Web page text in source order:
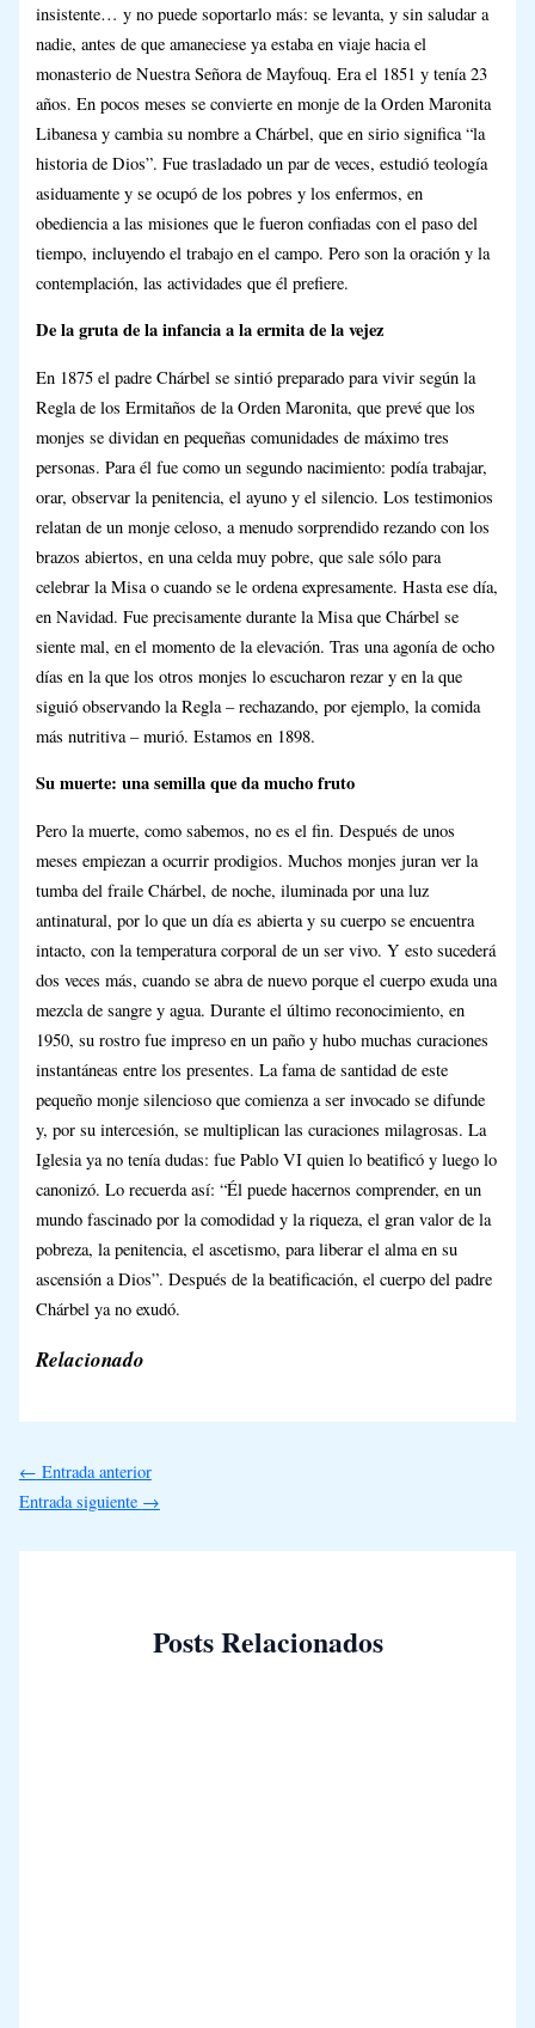
insistente… y no puede soportarlo más: se levanta, y sin saludar a
nadie, antes de que amaneciese ya estaba en viaje hacia el
monasterio de Nuestra Señora de Mayfouq. Era el 1851 y tenía 23
años. En pocos meses se convierte en monje de la Orden Maronita
Libanesa y cambia su nombre a Chárbel, que en sirio significa “la
historia de Dios”. Fue trasladado un par de veces, estudió teología
asiduamente y se ocupó de los pobres y los enfermos, en
obediencia a las misiones que le fueron confiadas con el paso del
tiempo, incluyendo el trabajo en el campo. Pero son la oración y la
contemplación, las actividades que él prefiere.
De la gruta de la infancia a la ermita de la vejez
En 1875 el padre Chárbel se sintió preparado para vivir según la
Regla de los Ermitaños de la Orden Maronita, que prevé que los
monjes se dividan en pequeñas comunidades de máximo tres
personas. Para él fue como un segundo nacimiento: podía trabajar,
orar, observar la penitencia, el ayuno y el silencio. Los testimonios
relatan de un monje celoso, a menudo sorprendido rezando con los
brazos abiertos, en una celda muy pobre, que sale sólo para
celebrar la Misa o cuando se le ordena expresamente. Hasta ese día,
en Navidad. Fue precisamente durante la Misa que Chárbel se
siente mal, en el momento de la elevación. Tras una agonía de ocho
días en la que los otros monjes lo escucharon rezar y en la que
siguió observando la Regla – rechazando, por ejemplo, la comida
más nutritiva – murió. Estamos en 1898.
Su muerte: una semilla que da mucho fruto
Pero la muerte, como sabemos, no es el fin. Después de unos
meses empiezan a ocurrir prodigios. Muchos monjes juran ver la
tumba del fraile Chárbel, de noche, iluminada por una luz
antinatural, por lo que un día es abierta y su cuerpo se encuentra
intacto, con la temperatura corporal de un ser vivo. Y esto sucederá
dos veces más, cuando se abra de nuevo porque el cuerpo exuda una
mezcla de sangre y agua. Durante el último reconocimiento, en
1950, su rostro fue impreso en un paño y hubo muchas curaciones
instantáneas entre los presentes. La fama de santidad de este
pequeño monje silencioso que comienza a ser invocado se difunde
y, por su intercesión, se multiplican las curaciones milagrosas. La
Iglesia ya no tenía dudas: fue Pablo VI quien lo beatificó y luego lo
canonizó. Lo recuerda así: “Él puede hacernos comprender, en un
mundo fascinado por la comodidad y la riqueza, el gran valor de la
pobreza, la penitencia, el ascetismo, para liberar el alma en su
ascensión a Dios”. Después de la beatificación, el cuerpo del padre
Chárbel ya no exudó.
Relacionado
← Entrada anterior
Entrada siguiente →
Posts Relacionados